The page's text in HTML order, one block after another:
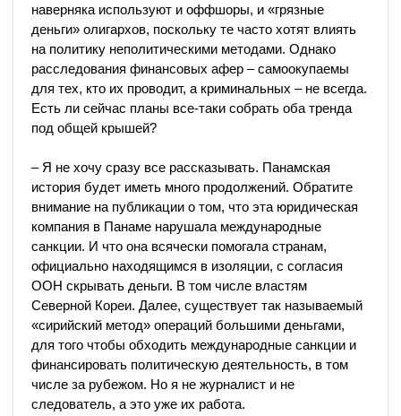
наверняка используют и оффшоры, и «грязные
деньги» олигархов, поскольку те часто хотят влиять
на политику неполитическими методами. Однако
расследования финансовых афер – самоокупаемы
для тех, кто их проводит, а криминальных – не всегда.
Есть ли сейчас планы все-таки собрать оба тренда
под общей крышей?
– Я не хочу сразу все рассказывать. Панамская
история будет иметь много продолжений. Обратите
внимание на публикации о том, что эта юридическая
компания в Панаме нарушала международные
санкции. И что она всячески помогала странам,
официально находящимся в изоляции, с согласия
ООН скрывать деньги. В том числе властям
Северной Кореи. Далее, существует так называемый
«сирийский метод» операций большими деньгами,
для того чтобы обходить международные санкции и
финансировать политическую деятельность, в том
числе за рубежом. Но я не журналист и не
следователь, а это уже их работа.